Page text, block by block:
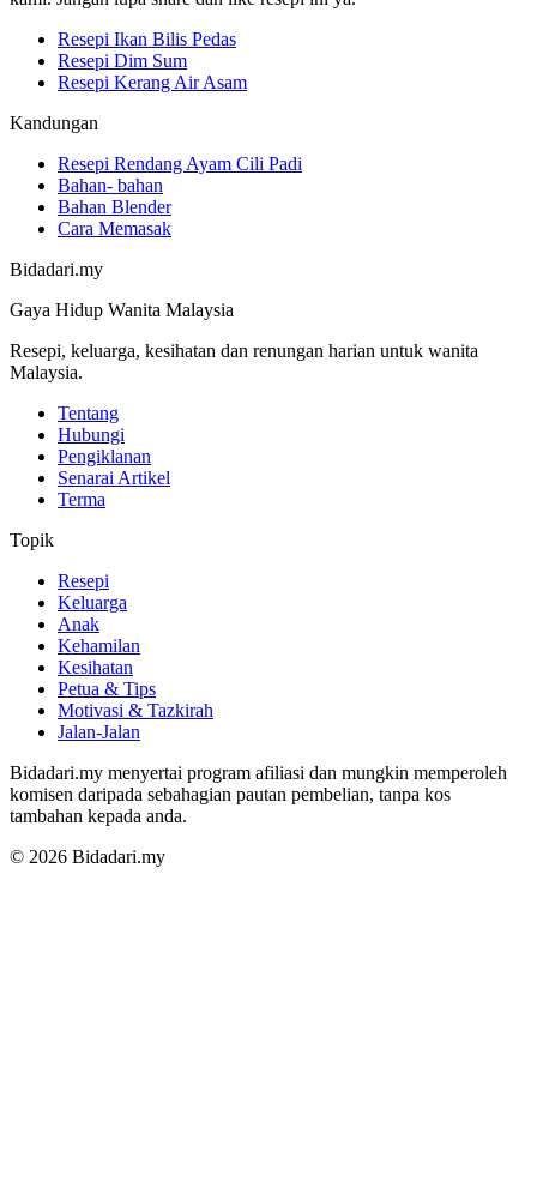
Resepi Ikan Bilis Pedas
Resepi Dim Sum
Resepi Kerang Air Asam
Kandungan
Resepi Rendang Ayam Cili Padi
Bahan- bahan
Bahan Blender
Cara Memasak
Bidadari.my
Gaya Hidup Wanita Malaysia
Resepi, keluarga, kesihatan dan renungan harian untuk wanita
Malaysia.
Tentang
Hubungi
Pengiklanan
Senarai Artikel
Terma
Topik
Resepi
Keluarga
Anak
Kehamilan
Kesihatan
Petua & Tips
Motivasi & Tazkirah
Jalan-Jalan
Bidadari.my menyertai program afiliasi dan mungkin memperoleh
komisen daripada sebahagian pautan pembelian, tanpa kos
tambahan kepada anda.
© 2026 Bidadari.my